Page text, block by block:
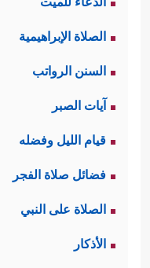
الصلاة الإبراهيمية
السنن الرواتب
آيات الصبر
قيام الليل وفضله
فضائل صلاة الفجر
الصلاة على النبي
الأذكار